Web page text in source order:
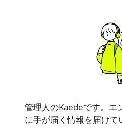
管理人のKaedeです。エ
に手が届く情報を届けて